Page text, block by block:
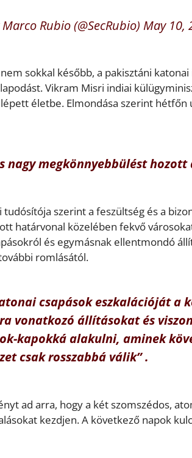
Rubio (@SecRubio) May 10,
sokkal később, a pakisztáni
Vikram Misri indiai
életbe. Elmondása szerint
nagy megkönnyebbülést
tudósítója szerint a feszültség és a
határvonal közelében fekvő
és egymásnak ellentmondó
romlásától.
csapások eszkalációját a
vonatkozó állításokat és
kapokká alakulni, aminek
csak rosszabbá válik” .
ad arra, hogy a két szomszédos,
kezdjen. A következő napok